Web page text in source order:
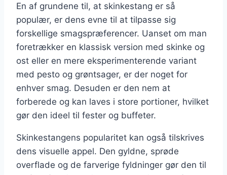
En af grundene til, at skinkestang er så
populær, er dens evne til at tilpasse sig
forskellige smagspræferencer. Uanset om man
foretrækker en klassisk version med skinke og
ost eller en mere eksperimenterende variant
med pesto og grøntsager, er der noget for
enhver smag. Desuden er den nem at
forberede og kan laves i store portioner, hvilket
gør den ideel til fester og buffeter.
Skinkestangens popularitet kan også tilskrives
dens visuelle appel. Den gyldne, sprøde
overflade og de farverige fyldninger gør den til